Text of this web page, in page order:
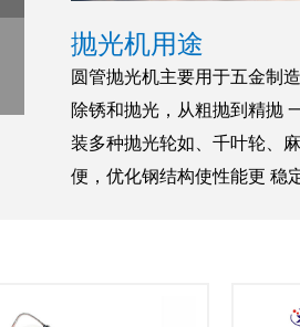
抛光机用途
圆管抛光机主要用于五金制
除锈和抛光，从粗抛到精抛
装多种抛光轮如、千叶轮、
便，优化钢结构使性能更 稳